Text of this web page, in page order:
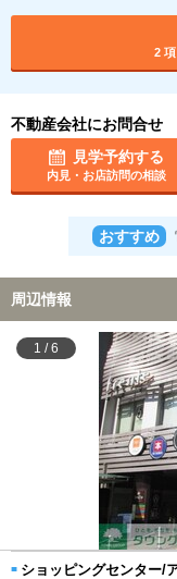
2
不動産会社にお問合せ
見学予約する
内見・お店訪問の相談
おすすめ
周辺情報
1 /6
ショッピングセンター/